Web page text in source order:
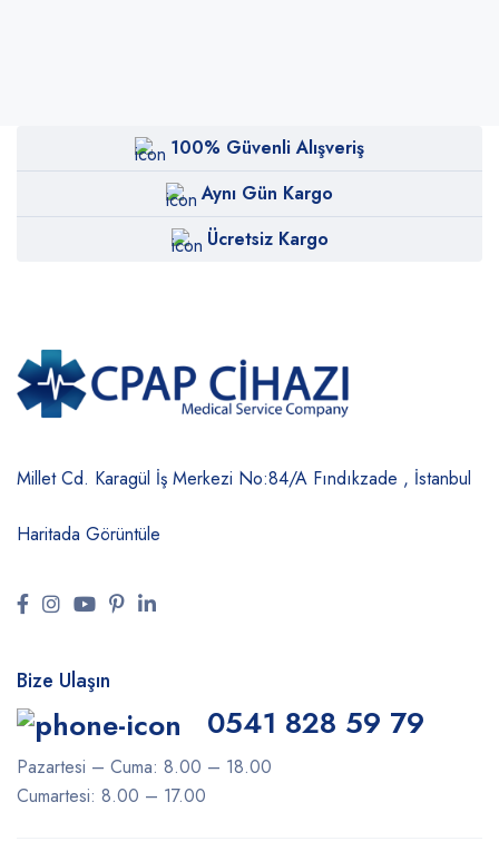
100% Güvenli Alışveriş
Aynı Gün Kargo
Ücretsiz Kargo
Millet Cd. Karagül İş Merkezi No:84/A Fındıkzade , İstanbul
Haritada Görüntüle
Bize Ulaşın
0541 828 59 79
Pazartesi – Cuma: 8.00 – 18.00
Cumartesi: 8.00 – 17.00